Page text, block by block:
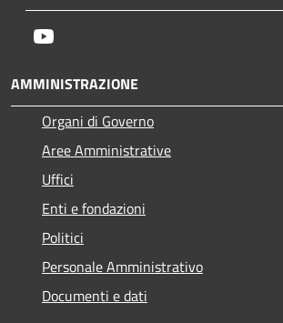
AMMINISTRAZIONE
Organi di Governo
Aree Amministrative
Uffici
Enti e fondazioni
Politici
Personale Amministrativo
Documenti e dati